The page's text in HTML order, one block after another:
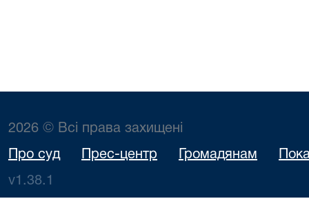
2026 © Всі права захищені
Про суд Прес-центр Громадянам
v1.38.1